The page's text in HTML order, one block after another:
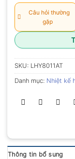
Câu hỏi thường
gặp
SKU: LHY8011AT
Danh mục: Nhiệt kế
Thông tin bổ sung